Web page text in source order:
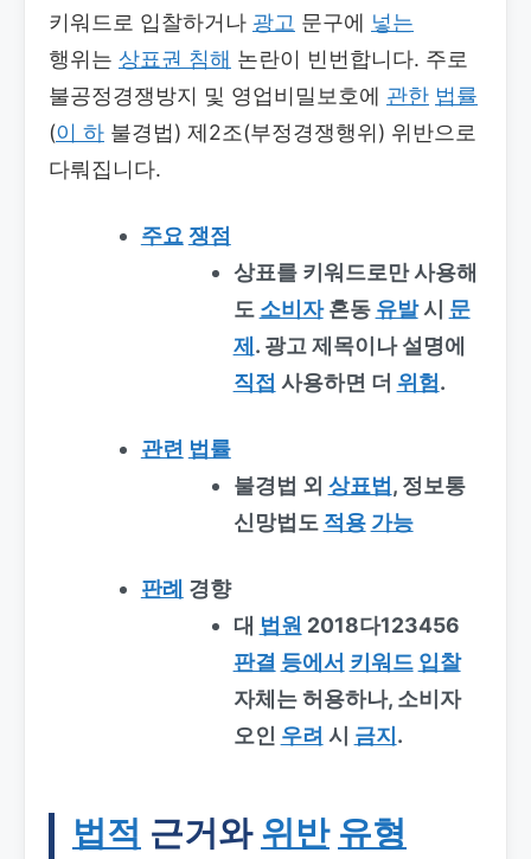
키워드로 입찰하거나 광고 문구에 넣는
행위는 상표권 침해 논란이 빈번합니다. 주로
불공정경쟁방지 및 영업비밀보호에 관한 법률
(이 하 불경법) 제2조(부정경쟁행위) 위반으로
다뤄집니다.
주요 쟁점
상표를 키워드로만 사용해
도 소비자혼동 유발시 문
제 . 광고 제목이나 설명에
직접 사용하면 더 위험.
관련 법률
불경법 외 상표법 , 정보통
신망법도 적용 가능
판례 경향
대 법원 2018다123456
판결 등에서 키워드 입찰
자체는 허용하나, 소비자
오인 우려 시 금지 .
법적 근거와 위반 유형